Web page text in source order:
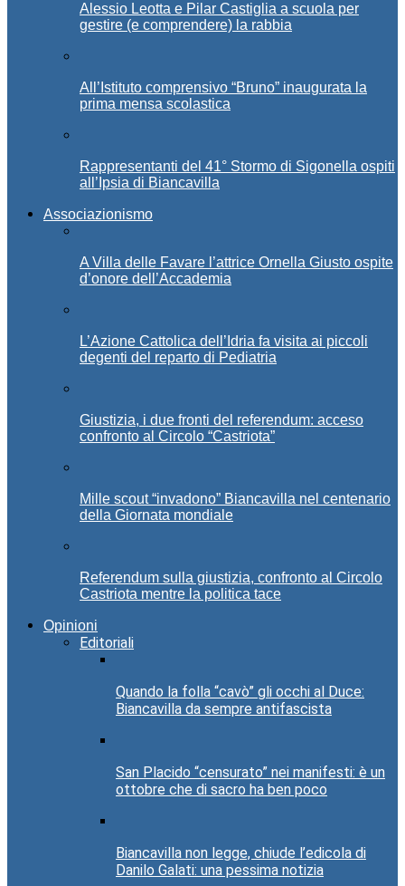
Alessio Leotta e Pilar Castiglia a scuola per
gestire (e comprendere) la rabbia
All’Istituto comprensivo “Bruno” inaugurata la
prima mensa scolastica
Rappresentanti del 41° Stormo di Sigonella ospiti
all’Ipsia di Biancavilla
Associazionismo
A Villa delle Favare l’attrice Ornella Giusto ospite
d’onore dell’Accademia
L’Azione Cattolica dell’Idria fa visita ai piccoli
degenti del reparto di Pediatria
Giustizia, i due fronti del referendum: acceso
confronto al Circolo “Castriota”
Mille scout “invadono” Biancavilla nel centenario
della Giornata mondiale
Referendum sulla giustizia, confronto al Circolo
Castriota mentre la politica tace
Opinioni
Editoriali
Quando la folla “cavò” gli occhi al Duce:
Biancavilla da sempre antifascista
San Placido “censurato” nei manifesti: è un
ottobre che di sacro ha ben poco
Biancavilla non legge, chiude l’edicola di
Danilo Galati: una pessima notizia